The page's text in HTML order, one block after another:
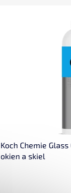
Koch Chemie
okien a skiel